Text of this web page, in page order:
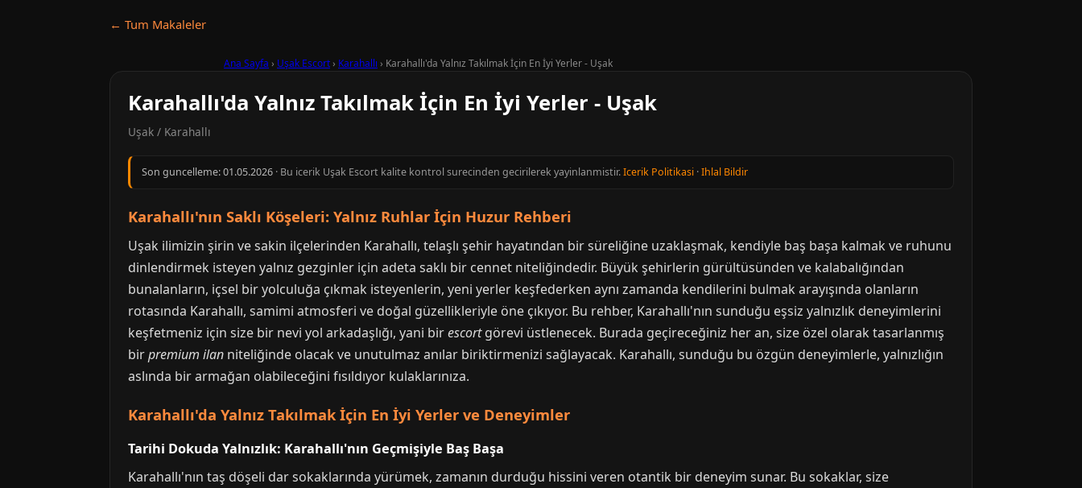
← Tum Makaleler
Ana Sayfa › Uşak Escort› Karahallı › Karahallı'da Yalnız Takılmak İçin En İyi Yerler - Uşak
Karahallı'da Yalnız Takılmak İçin En İyi Yerler - Uşak
Uşak / Karahallı
Son guncelleme:01.05.2026 · Bu icerik Uşak Escort kalite kontrol surecinden gecirilerek yayinlanmistir.Icerik Politikasi ·Ihlal Bildir
Karahallı'nın Saklı Köşeleri: Yalnız Ruhlar İçin Huzur Rehberi
Uşak ilimizin şirin ve sakin ilçelerinden Karahallı, telaşlı şehir hayatından bir süreliğine uzaklaşmak, kendiyle baş başa kalmak ve ruhunu
dinlendirmek isteyen yalnız gezginler için adeta saklı bir cennet niteliğindedir. Büyük şehirlerin gürültüsünden ve kalabalığından
bunalanların, içsel bir yolculuğa çıkmak isteyenlerin, yeni yerler keşfederken aynı zamanda kendilerini bulmak arayışında olanların
rotasında Karahallı, samimi atmosferi ve doğal güzellikleriyle öne çıkıyor. Bu rehber, Karahallı'nın sunduğu eşsiz yalnızlık deneyimlerini
keşfetmeniz için size bir nevi yol arkadaşlığı, yani birescortgörevi üstlenecek. Burada geçireceğiniz her an, size özel olarak tasarlanmış
birpremium ilan niteliğinde olacak ve unutulmaz anılar biriktirmenizi sağlayacak. Karahallı, sunduğu bu özgün deneyimlerle, yalnızlığın
aslında bir armağan olabileceğini fısıldıyor kulaklarınıza.
Karahallı'da Yalnız Takılmak İçin En İyi Yerler ve Deneyimler
Tarihi Dokuda Yalnızlık: Karahallı'nın Geçmişiyle Baş Başa
Karahallı'nın taş döşeli dar sokaklarında yürümek, zamanın durduğu hissini veren otantik bir deneyim sunar. Bu sokaklar, size